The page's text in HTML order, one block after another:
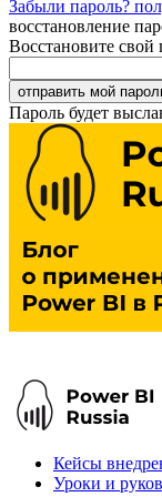
Забыли пароль?
восстановление
Восстановите свой
Пароль будет
Кейсы
Уроки и